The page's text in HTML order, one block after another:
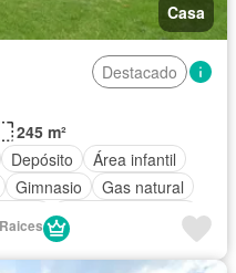
Casa
Destacado
245 m²
Depósito
Área infantil
Gimnasio
Gas natural
Cuarto de servicio